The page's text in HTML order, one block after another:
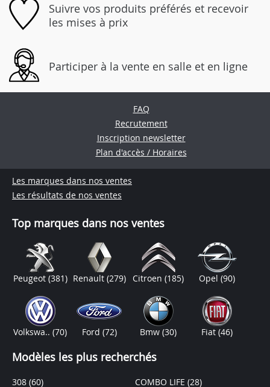
Suivre vos produits préférés et recevoir
les mises à prix
Participer à la vente en salle et en ligne
FAQ
Recrutement
Inscription newsletter
Plan d'accès / Horaires
Les marques dans nos ventes
Les résultats de nos ventes
Top marques dans nos ventes
Peugeot (381) Renault (279) Citroen(185) Opel(90)
Volkswa..(70) Ford (72) Bmw(30) Fiat(46)
Modèles les plus recherchés
308 (60) COMBO LIFE (28)